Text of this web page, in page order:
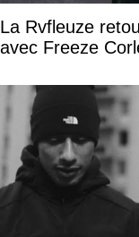
La Rvfleuze
avec Freeze